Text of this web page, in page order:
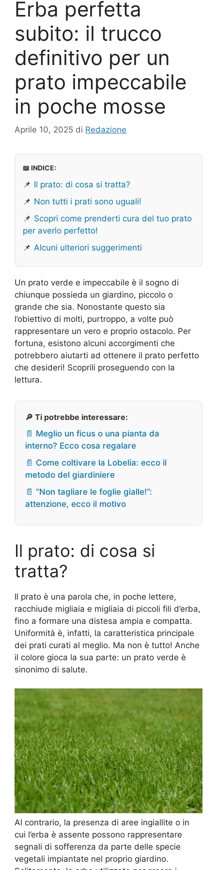
Erba perfetta
subito: il trucco
definitivo per un
prato impeccabile
in poche mosse
Aprile 10, 2025 di Redazione
📖 INDICE:
📌 Il prato: di cosa si tratta?
📌 Non tutti i prati sono uguali!
📌 Scopri come prenderti cura del tuo prato
per averlo perfetto!
📌 Alcuni ulteriori suggerimenti
Un prato verde e impeccabile è il sogno di
chiunque possieda un giardino, piccolo o
grande che sia. Nonostante questo sia
l’obiettivo di molti, purtroppo, a volte può
rappresentare un vero e proprio ostacolo. Per
fortuna, esistono alcuni accorgimenti che
potrebbero aiutarti ad ottenere il prato perfetto
che desideri! Scoprili proseguendo con la
lettura.
🔎 Ti potrebbe interessare:
📄 Meglio un ficus o una pianta da
interno? Ecco cosa regalare
📄 Come coltivare la Lobelia: ecco il
metodo del giardiniere
📄 “Non tagliare le foglie gialle!”:
attenzione, ecco il motivo
Il prato: di cosa si
tratta?
Il prato è una parola che, in poche lettere,
racchiude migliaia e migliaia di piccoli fili d’erba,
fino a formare una distesa ampia e compatta.
Uniformità è, infatti, la caratteristica principale
dei prati curati al meglio. Ma non è tutto! Anche
il colore gioca la sua parte: un prato verde è
sinonimo di salute.
Al contrario, la presenza di aree ingiallite o in
cui l’erba è assente possono rappresentare
segnali di sofferenza da parte delle specie
vegetali impiantate nel proprio giardino.